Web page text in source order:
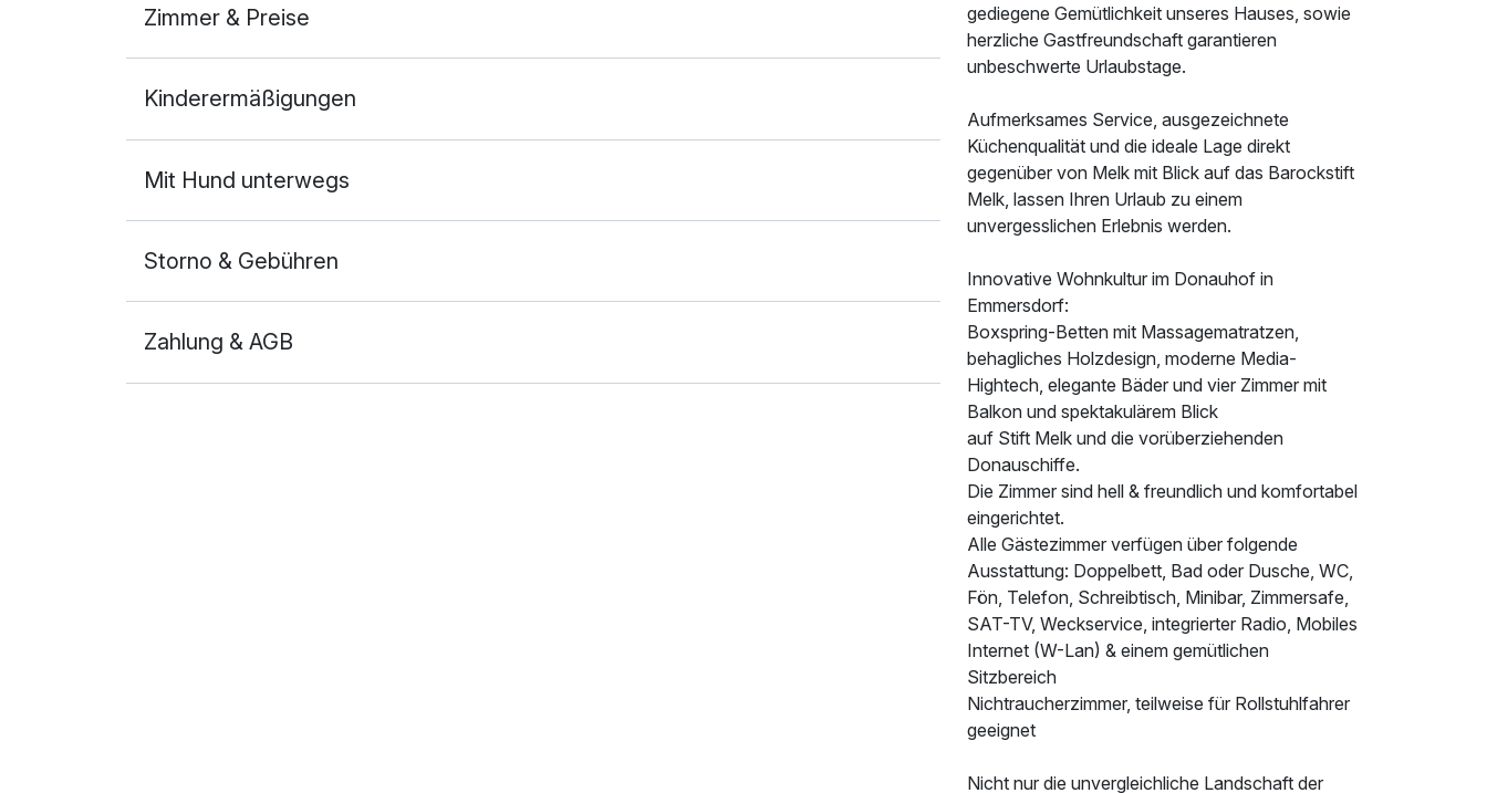
Zimmer & Preise
2 Erwachsene
Kinderermäßigungen
Mit Hund unterwegs
Storno & Gebühren
Zahlung & AGB
gediegene Gemütlichkeit unseres Hauses, sowie
herzliche Gastfreundschaft garantieren
unbeschwerte Urlaubstage.
Aufmerksames Service, ausgezeichnete
Küchenqualität und die ideale Lage direkt
gegenüber von Melk mit Blick auf das Barockstift
Melk, lassen Ihren Urlaub zu einem
unvergesslichen Erlebnis werden.
Innovative Wohnkultur im Donauhof in
Emmersdorf:
Boxspring-Betten mit Massagematratzen,
behagliches Holzdesign, moderne Media-
Hightech, elegante Bäder und vier Zimmer mit
Balkon und spektakulärem Blick
auf Stift Melk und die vorüberziehenden
Donauschiffe.
Die Zimmer sind hell & freundlich und komfortabel
eingerichtet.
Alle Gästezimmer verfügen über folgende
Ausstattung: Doppelbett, Bad oder Dusche, WC,
Fön, Telefon, Schreibtisch, Minibar, Zimmersafe,
SAT-TV, Weckservice, integrierter Radio, Mobiles
Internet (W-Lan) & einem gemütlichen
Sitzbereich
Nichtraucherzimmer, teilweise für Rollstuhlfahrer
geeignet
Nicht nur die unvergleichliche Landschaft der